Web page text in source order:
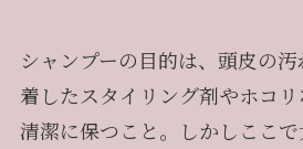
シャンプーの目的は、頭皮の
着したスタイリング剤やホコ
清潔に保つこと。しかしここ